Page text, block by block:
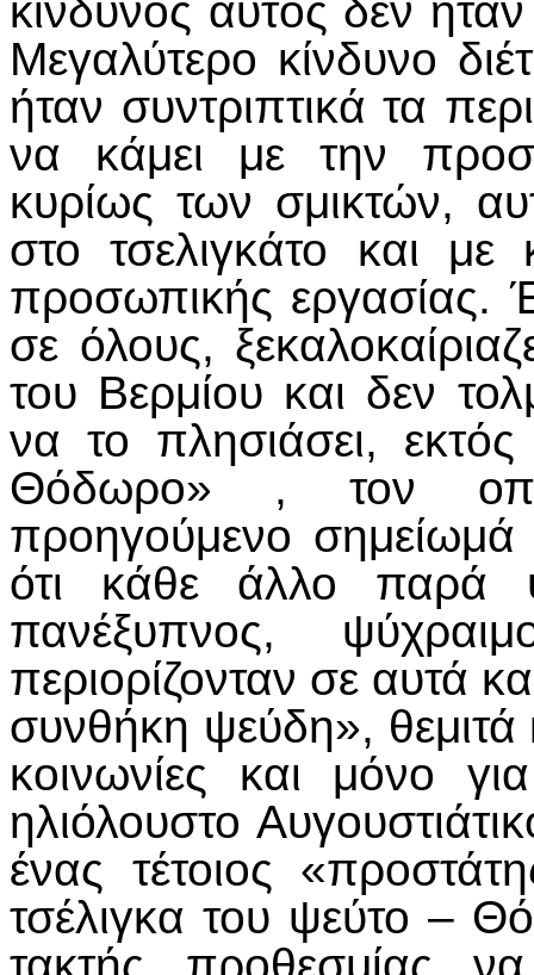
κίνδυνος αυτός δεν
Μεγαλύτερο κίνδυνο
ήταν συντριπτικά τα
να κάμει με την
κυρίως των σμικτών,
στο τσελιγκάτο και με
προσωπικής εργασίας.
σε όλους,
του Βερμίου και δεν
να το πλησιάσει,
Θόδωρο» , τον
προηγούμενο
ότι κάθε άλλο παρά
πανέξυπνος,
περιορίζονταν σε αυτά
συνθήκη ψεύδη», θεμιτά
κοινωνίες και μόνο
ηλιόλουστο
ένας τέτοιος
τσέλιγκα του ψεύτο –
τακτής προθεσμίας